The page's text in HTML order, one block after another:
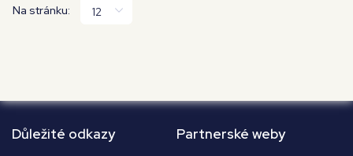
Na stránku:
Důležité odkazy Partnerské weby